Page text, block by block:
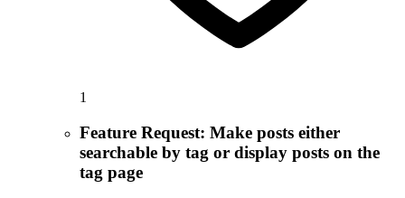
1
Feature Request: Make posts either
searchable by tag or display posts on the
tag page